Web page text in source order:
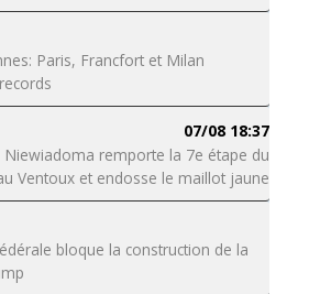
Paris, Francfort et Milan
07/08 18:37
Niewiadoma remporte la 7e étape du
Ventoux et endosse le maillot jaune
bloque la construction de la